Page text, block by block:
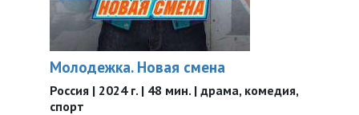
Молодежка. Новая смена
Россия | 2024 г. | 48 мин. | драма, комедия,
спорт